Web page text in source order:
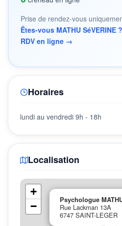
Prise de rendez-vous
Êtes-vous MATHU
RDV en ligne →
Horaires
lundi au vendredi 9h - 18h
Localisation
Psychologue
Rue Lackman 13A
6747 SAINT-LEGER
+
−